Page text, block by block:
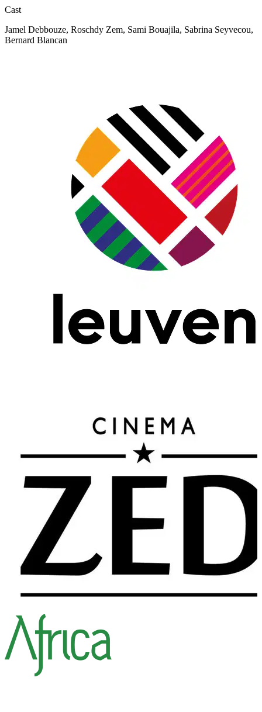
Cast
Jamel Debbouze, Roschdy Zem, Sami Bouajila, Sabrina Seyvecou,
Bernard Blancan